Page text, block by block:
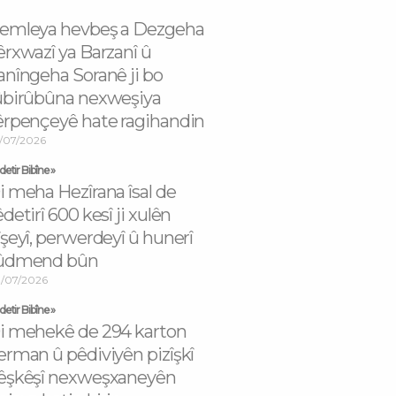
hevbeş a Dezgeha
ya Barzanî û
Soranê ji bo
nexweşiya
hate ragihandin
07/2026
Bibîne »
meha Hezîrana îsal de
600 kesî ji xulên
perwerdeyî û hunerî
bûn
07/2026
Bibîne »
mehekê de 294 karton
û pêdiviyên pizîşkî
nexweşxaneyên